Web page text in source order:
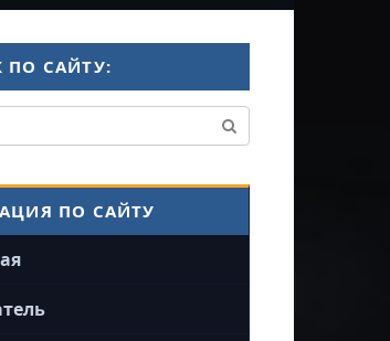
ПО САЙТУ:
ПО САЙТУ